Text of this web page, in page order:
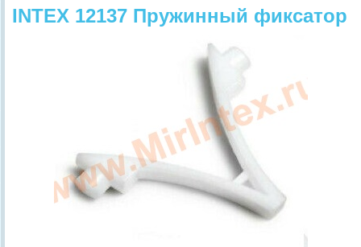
INTEX 12137 Пружинный фиксатор